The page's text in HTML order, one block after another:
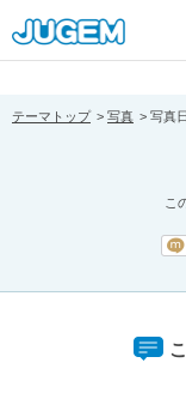
[pear_error:
prefix="" info=""]
テーマトップ 写真 写真
こ